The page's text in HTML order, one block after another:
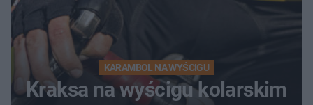
KARAMBOL NA WYŚCIGU
Kraksa na wyścigu kolarskim